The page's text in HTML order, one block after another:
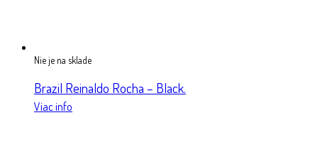
Nie je na sklade
Brazil Reinaldo Rocha – Black.
Viac info